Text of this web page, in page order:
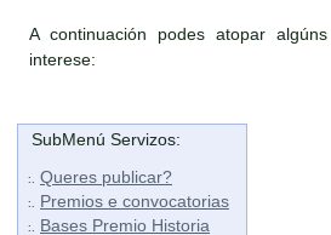
A continuación podes atopar
interese:
SubMenú Servizos:
:. Queres publicar?
:. Premios e convocatorias
:.
Bases Premio Historia